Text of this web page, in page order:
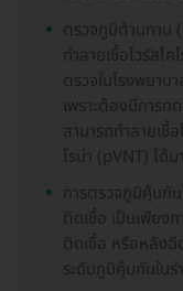
ตรวจภูมิต้านทาน
ทำลายเชื้อไวรัสโ
ตรวจในโรงพยา
เพราะต้องมีการ
สามารถทำลายเชื้
โรน่า (pVNT) ได้
การตรวจภูมิคุ้มกัน
ติดเชื้อ เป็นเพียง
ติดเชื้อ หรือหลังฉี
ระดับภูมิคุ้มกันใน